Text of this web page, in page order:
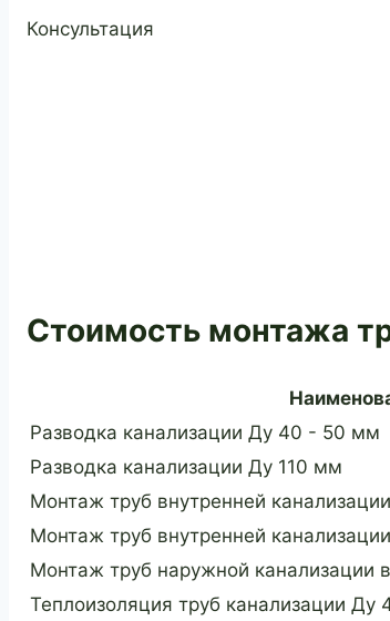
Консультация
Стоимость монтажа
Разводка канализации Ду 40 - 50 мм
Разводка канализации Ду 110 мм
Монтаж труб внутренней
Монтаж труб внутренней
Монтаж труб наружной канализации
Теплоизоляция труб канализации